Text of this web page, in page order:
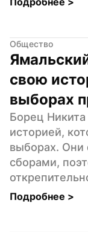
Общество
свою
выборах
Борец
историей,
выборах. Они
сборами,
Подробнее >